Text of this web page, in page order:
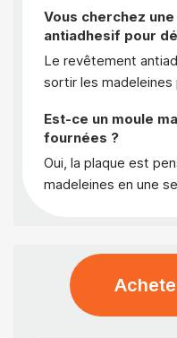
Vous cherchez
antiadhesif pour
Le revêtement
sortir les madeleines
Est-ce un moule
fournées ?
Oui, la plaque est
madeleines en une